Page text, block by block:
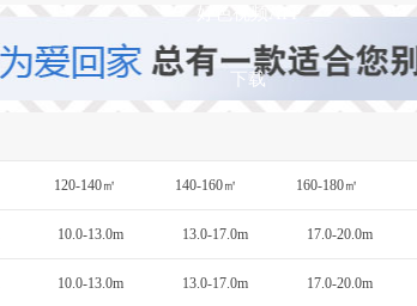
好色视频APP
下载
120-140㎡ 140-160㎡ 160-180㎡
10.0-13.0m 13.0-17.0m 17.0-20.0m
10.0-13.0m 13.0-17.0m 17.0-20.0m